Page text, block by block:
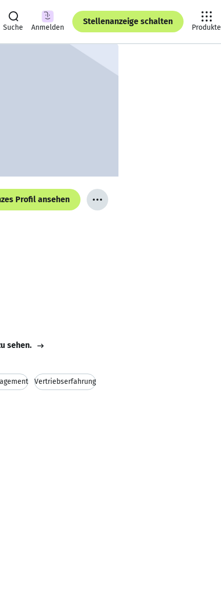
Suche Anmelden
Stellenanzeige schalten
Produkte
Profil ansehen
sehen.
Vertriebserfahrung